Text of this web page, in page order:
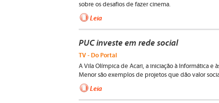
sobre os desafios de fazer cinema.
Leia
PUC investe em rede social
TV - Do Portal
A Vila Olímpica de Acari, a iniciação à Informática e
Menor são exemplos de projetos que dão valor
Leia